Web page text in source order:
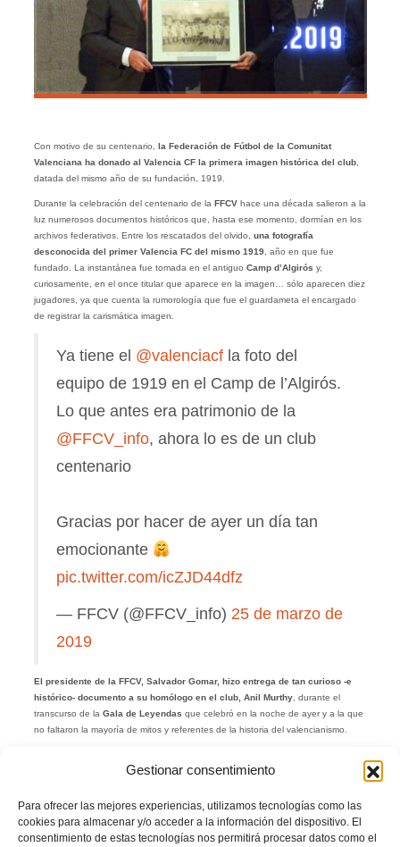
Gestionar consentimiento
Para ofrecer las mejores experiencias, utilizamos tecnologías como las
cookies para almacenar y/o acceder a la información del dispositivo. El
consentimiento de estas tecnologías nos permitirá procesar datos como el
Con motivo de su centenario,
la Federación de Fútbol de la Comunitat
Valenciana ha donado al Valencia CF la primera imagen histórica del club,
datada del mismo año de su fundación, 1919.
Durante la celebración del centenario de la FFCVhace una década salieron a la
luz numerosos documentos históricos que, hasta ese momento, dormían en los
archivos federativos. Entre los rescatados del olvido, una fotografía
desconocida del primer Valencia FC del mismo 1919, año en que fue
fundado. La instantánea fue tomada en el antiguo Camp d’Algirós y,
curiosamente, en el once titular que aparece en la imagen… sólo aparecen diez
jugadores, ya que cuenta la rumorología que fue el guardameta el encargado
de registrar la carismática imagen.
Ya tiene el @valenciacfla foto del
equipo de 1919 en el Camp de l’Algirós.
Lo que antes era patrimonio de la
@FFCV_info, ahora lo es de un club
centenario
Gracias por hacer de ayer un día tan
emocionante
pic.twitter.com/icZJD44dfz
— FFCV (@FFCV_info) 25 de marzo de
2019
El presidente de la FFCV, Salvador Gomar, hizo entrega de tan curioso -e
histórico- documento a su homólogo en el club, Anil Murthy, durante el
transcurso de la Gala de Leyendas que celebró en la noche de ayer y a la que
no faltaron la mayoría de mitos y referentes de la historia del valencianismo.